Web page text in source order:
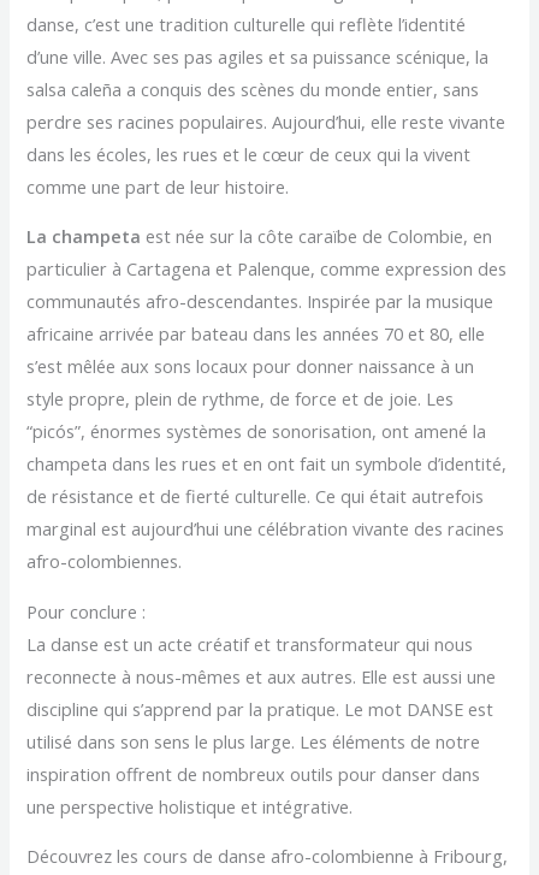
danse, c’est une tradition culturelle qui reflète l’identité
d’une ville. Avec ses pas agiles et sa puissance scénique, la
salsa caleña a conquis des scènes du monde entier, sans
perdre ses racines populaires. Aujourd’hui, elle reste vivante
dans les écoles, les rues et le cœur de ceux qui la vivent
comme une part de leur histoire.
La champeta est née sur la côte caraïbe de Colombie, en
particulier à Cartagena et Palenque, comme expression des
communautés afro-descendantes. Inspirée par la musique
africaine arrivée par bateau dans les années 70 et 80, elle
s’est mêlée aux sons locaux pour donner naissance à un
style propre, plein de rythme, de force et de joie. Les
“picós”, énormes systèmes de sonorisation, ont amené la
champeta dans les rues et en ont fait un symbole d’identité,
de résistance et de fierté culturelle. Ce qui était autrefois
marginal est aujourd’hui une célébration vivante des racines
afro-colombiennes.
Pour conclure :
La danse est un acte créatif et transformateur qui nous
reconnecte à nous-mêmes et aux autres. Elle est aussi une
discipline qui s’apprend par la pratique. Le mot DANSE est
utilisé dans son sens le plus large. Les éléments de notre
inspiration offrent de nombreux outils pour danser dans
une perspective holistique et intégrative.
Découvrez les cours de danse afro-colombienne à Fribourg,